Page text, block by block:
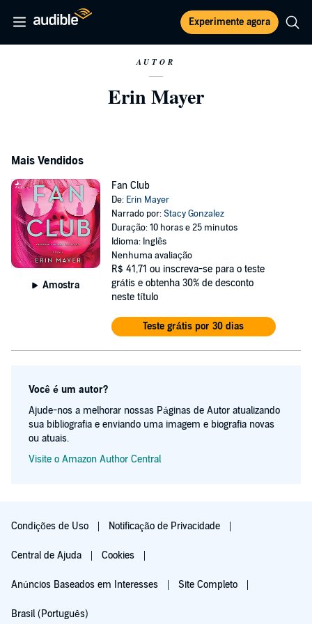
Experimente agora
AUTOR
Erin Mayer
Mais Vendidos
Amostra
Fan Club
De: Erin Mayer
Narrado por:Stacy Gonzalez
Duração: 10 horas e 25 minutos
Idioma: Inglês
Nenhuma avaliação
R$ 41,71 ou inscreva-se para o teste
grátis e obtenha 30% de desconto
neste título
Teste grátis por 30 dias
Você é um autor?
Ajude-nos a melhorar nossas Páginas de Autor atualizando
sua bibliografia e enviando uma imagem e biografia novas
ou atuais.
Visite o Amazon Author Central
Condições de Uso Notificação de Privacidade
Central de Ajuda Cookies
Anúncios Baseados em Interesses Site Completo
Brasil (Português)